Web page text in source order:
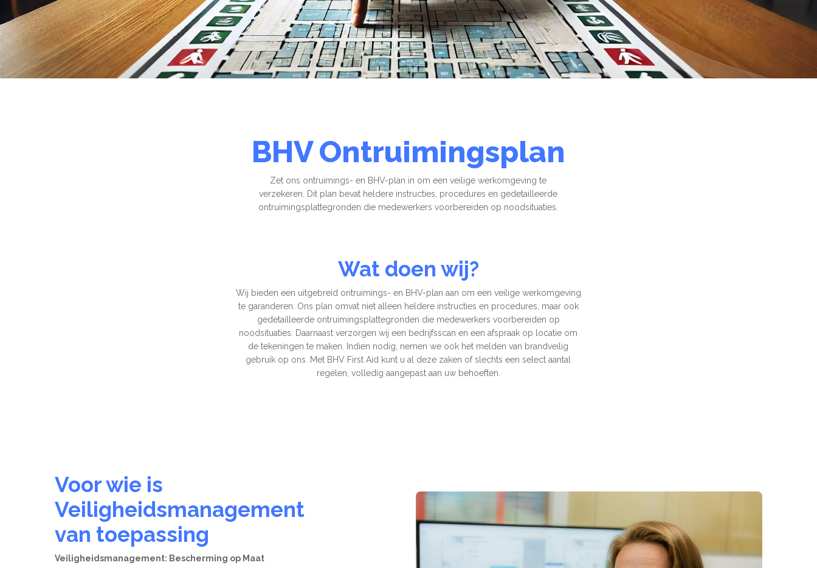
BHV Ontruimingsplan
Zet ons ontruimings- en BHV-plan in om een veilige werkomgeving te
verzekeren. Dit plan bevat heldere instructies, procedures en gedetailleerde
ontruimingsplattegronden die medewerkers voorbereiden op noodsituaties.
Wat doen wij?
Wij bieden een uitgebreid ontruimings- en BHV-plan aan om een veilige werkomgeving
te garanderen. Ons plan omvat niet alleen heldere instructies en procedures, maar ook
gedetailleerde ontruimingsplattegronden die medewerkers voorbereiden op
noodsituaties. Daarnaast verzorgen wij een bedrijfsscan en een afspraak op locatie om
de tekeningen te maken. Indien nodig, nemen we ook het melden van brandveilig
gebruik op ons. Met BHV First Aid kunt u al deze zaken of slechts een select aantal
regelen, volledig aangepast aan uw behoeften.
Voor wie is
Veiligheidsmanagement
van toepassing
Veiligheidsmanagement: Bescherming op Maat